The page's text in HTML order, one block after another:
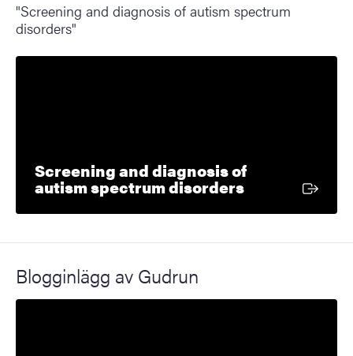
"Screening and diagnosis of autism spectrum
disorders"
Screening and diagnosis of
autism spectrum disordersExtern länk
Blogginlägg av Gudrun